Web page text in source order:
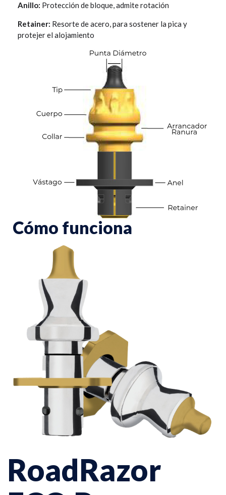
Anillo: Protección de bloque, admite rotación
Retainer: Resorte de acero, para sostener la pica y
protejer el alojamiento
Cómo funciona
RoadRazor